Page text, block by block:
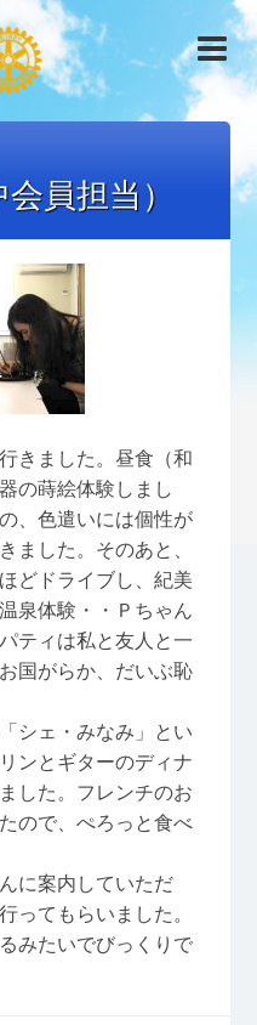
員担当）
きました。昼食（和
の蒔絵体験しまし
、色遣いには個性が
ました。そのあと、
どドライブし、紀美
泉体験・・Ｐちゃん
ティは私と友人と一
国がらか、だいぶ恥
シェ・みなみ」とい
ンとギターのディナ
した。フレンチのお
ので、ぺろっと食べ
に案内していただ
ってもらいました。
みたいでびっくりで